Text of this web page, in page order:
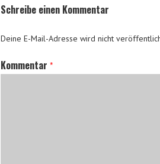
Schreibe einen Kommentar
Deine E-Mail-Adresse wird nicht
Kommentar *